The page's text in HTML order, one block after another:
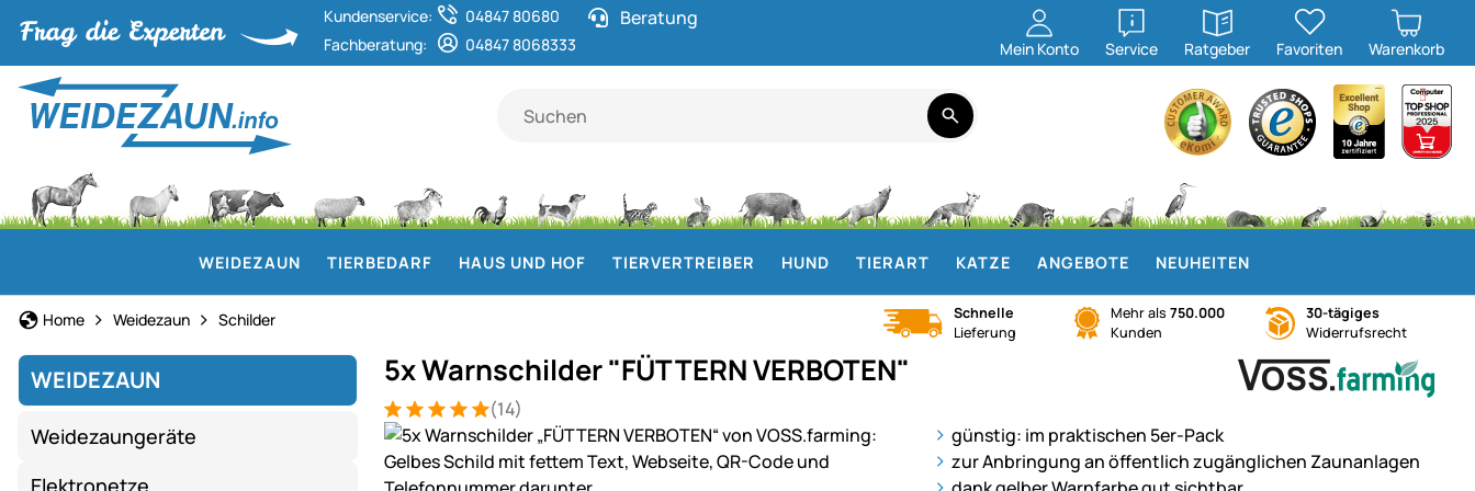
Kundenservice:
04847 80680
Fachberatung:
04847 8068333
Beratung
Mein Konto Service
öffnen
Ratgeber
öffnen
Favoriten Warenkorb
WEIDEZAUN TIERBEDARF HAUS UND HOF TIERVERTREIBER HUND TIERART KATZE ANGEBOTE NEUHEITEN
Home Weidezaun Schilder
Schnelle
Lieferung
Mehr als 750.000
Kunden
30-tägiges
Widerrufsrecht
WEIDEZAUN
Weidezaungeräte
Elektronetze
5x Warnschilder "FÜTTERN VERBOTEN"
Bewertung: 5 von 5 (14 Bewertungen)
14 Bewertungen
(14)
Produktgalerie
günstig: im praktischen 5er-Pack
zur Anbringung an öffentlich zugänglichen Zaunanlagen